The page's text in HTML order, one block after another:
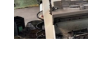
Y Weg
Z Weg
Spindeldrehzahl
Anzahl der Achsen